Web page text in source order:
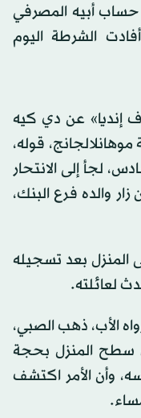
هي كل حساب أبيه المصرفي
الشرطة اليوم
إنديا» عن دي كيه
قوله،
لجأ إلى الانتحار
والده فرع البنك،
المنزل بعد تسجيله
لعائلته.
الأب، ذهب الصبي،
سطح المنزل بحجة
وأن الأمر اكتشف